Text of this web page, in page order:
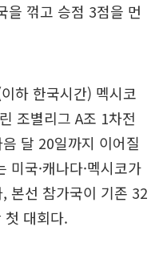
을 꺾고 승점 3점을 먼
하 한국시간) 멕시코
조별리그 A조 1차전
달 20일까지 이어질
미국·캐나다·멕시코가
본선 참가국이 기존 32
첫 대회다.